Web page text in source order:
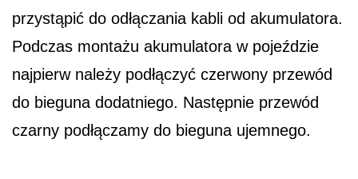
przystąpić do odłączania kabli od akumulatora.
Podczas montażu akumulatora w pojeździe
najpierw należy podłączyć czerwony przewód
do bieguna dodatniego. Następnie przewód
czarny podłączamy do bieguna ujemnego.